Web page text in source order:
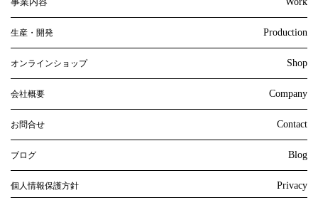
生産・開発 Production
オンラインショップ Shop
会社概要 Company
お問合せ Contact
ブログ Blog
個人情報保護方針 Privacy